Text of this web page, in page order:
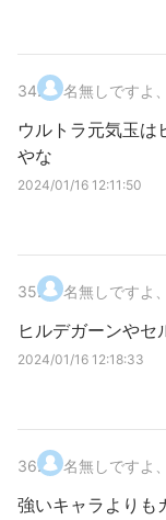
34. 名無しですよ
ウルトラ元気玉は
やな
2024/01/16 12:11:50
35. 名無しですよ
ヒルデガーンやセ
2024/01/16 12:18:33
36. 名無しですよ
強いキャラよりも